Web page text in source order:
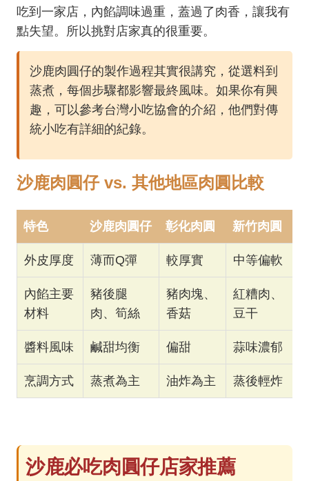
吃到一家店，內餡調味過重，蓋過了肉香，讓我有
點失望。所以挑對店家真的很重要。
沙鹿肉圓仔的製作過程其實很講究，從選料到
蒸煮，每個步驟都影響最終風味。如果你有興
趣，可以參考台灣小吃協會的介紹，他們對傳
統小吃有詳細的紀錄。
沙鹿肉圓仔 vs. 其他地區肉圓比較
特色 沙鹿肉圓仔 彰化肉圓 新竹肉圓
外皮厚度 薄而Q彈 較厚實 中等偏軟
內餡主要
材料
豬後腿
肉、筍絲
豬肉塊、
香菇
紅糟肉、
豆干
醬料風味 鹹甜均衡 偏甜 蒜味濃郁
烹調方式 蒸煮為主 油炸為主 蒸後輕炸
沙鹿必吃肉圓仔店家推薦